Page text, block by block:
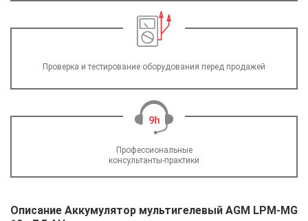
Проверка и тестирование оборудования перед продажей
Профессиональные
консультанты-практики
Описание Аккумулятор мультигелевый AGM LPM-MG